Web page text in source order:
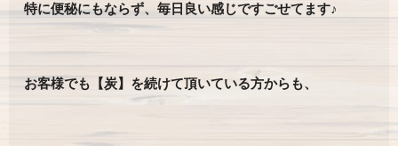
特に便秘にもならず、毎日良い感じですごせてます♪
お客様でも【炭】を続けて頂いている方からも、